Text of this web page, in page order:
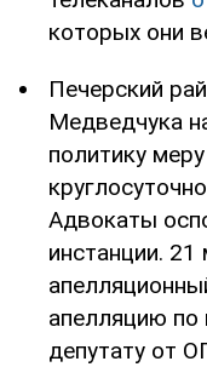
которых они
Печерский
Медведчука
политику
Адвокаты
инстанции. 21
апелляцию по
депутату от